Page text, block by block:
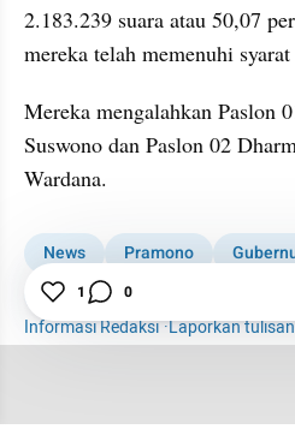
2.183.239 suara atau 50,07
mereka telah memenuhi
Mereka mengalahkan Paslon
Suswono dan Paslon 02
Wardana.
News Pramono
Pemilupedia 2024
Informasi Redaksi·Laporkan tulisan
1 0